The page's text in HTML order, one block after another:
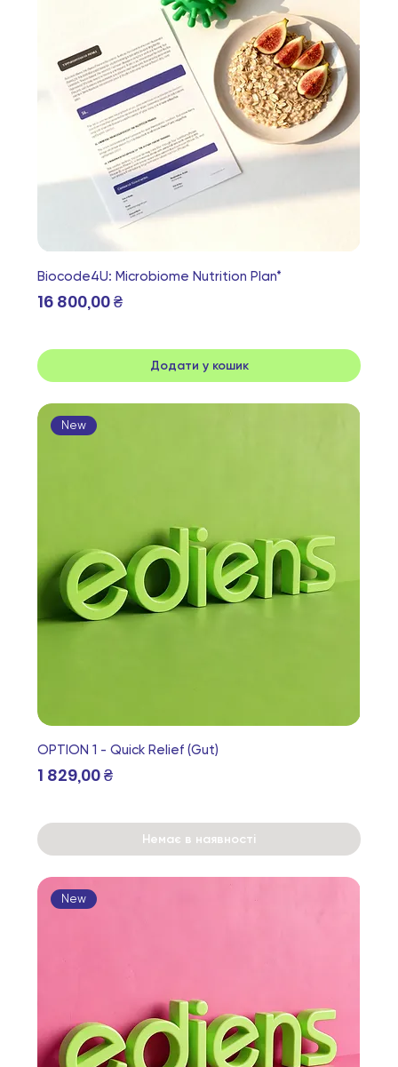
Biocode4U: Microbiome Nutrition Plan*
Ціна
16 800,00 ₴
Додати у кошик
New
OPTION 1 - Quick Relief (Gut)
Ціна
1 829,00 ₴
Немає в наявності
New